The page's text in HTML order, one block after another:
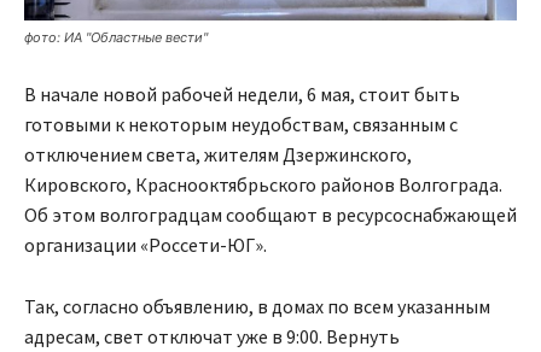
фото: ИА "Областные вести"
В начале новой рабочей недели, 6 мая, стоит быть
готовыми к некоторым неудобствам, связанным с
отключением света, жителям Дзержинского,
Кировского, Краснооктябрьского районов Волгограда.
Об этом волгоградцам сообщают в ресурсоснабжающей
организации «Россети-ЮГ».
Так, согласно объявлению, в домах по всем указанным
адресам, свет отключат уже в 9:00. Вернуть